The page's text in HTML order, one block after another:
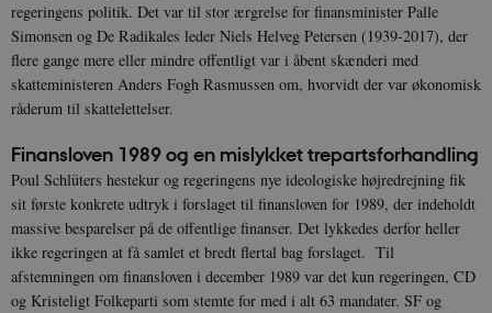
regeringens politik. Det var til stor ærgrelse for finansminister Palle
Simonsen og De Radikales leder Niels Helveg Petersen (1939-2017), der
flere gange mere eller mindre offentligt var i åbent skænderi med
skatteministeren Anders Fogh Rasmussen om, hvorvidt der var økonomisk
råderum til skattelettelser.
Finansloven 1989 og en mislykket trepartsforhandling
Poul Schlüters hestekur og regeringens nye ideologiske højredrejning fik
sit første konkrete udtryk i forslaget til finansloven for 1989, der indeholdt
massive besparelser på de offentlige finanser. Det lykkedes derfor heller
ikke regeringen at få samlet et bredt flertal bag forslaget. Til
afstemningen om finansloven i december 1989 var det kun regeringen, CD
og Kristeligt Folkeparti som stemte for med i alt 63 mandater. SF og